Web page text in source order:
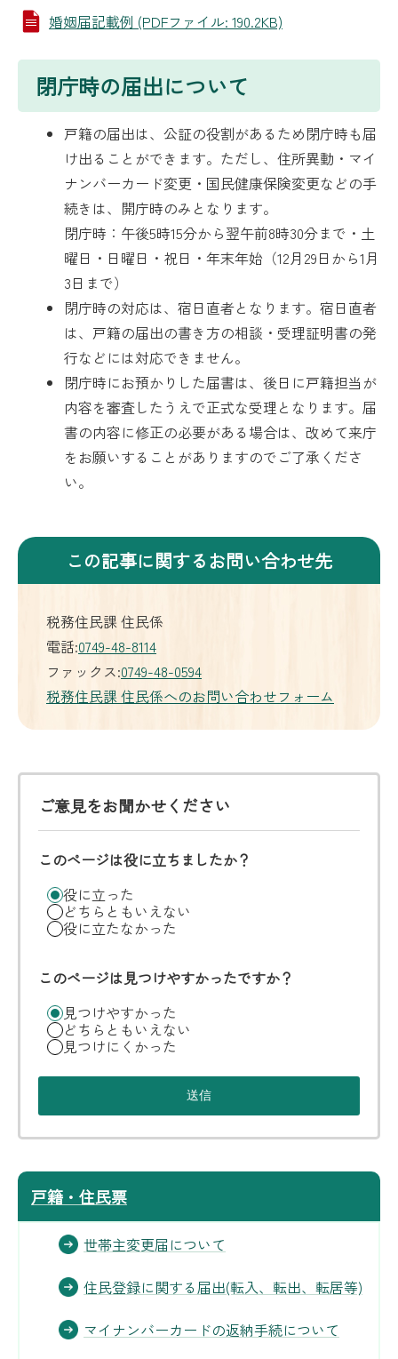
婚姻届記載例 (PDFファイル: 190.2KB)
閉庁時の届出について
戸籍の届出は、公証の役割があるため閉庁時も届
け出ることができます。ただし、住所異動・マイ
ナンバーカード変更・国民健康保険変更などの手
続きは、開庁時のみとなります。
閉庁時：午後5時15分から翌午前8時30分まで・土
曜日・日曜日・祝日・年末年始（12月29日から1月
3日まで）
閉庁時の対応は、宿日直者となります。宿日直者
は、戸籍の届出の書き方の相談・受理証明書の発
行などには対応できません。
閉庁時にお預かりした届書は、後日に戸籍担当が
内容を審査したうえで正式な受理となります。届
書の内容に修正の必要がある場合は、改めて来庁
をお願いすることがありますのでご了承くださ
い。
この記事に関するお問い合わせ先
税務住民課 住民係
電話:0749-48-8114
ファックス:0749-48-0594
税務住民課 住民係へのお問い合わせフォーム
ご意見をお聞かせください
このページは役に立ちましたか？
役に立った
どちらともいえない
役に立たなかった
このページは見つけやすかったですか？
見つけやすかった
どちらともいえない
見つけにくかった
戸籍・住民票
世帯主変更届について
住民登録に関する届出(転入、転出、転居等)
マイナンバーカードの返納手続について